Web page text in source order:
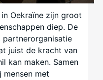
Oekraïne zijn groot
diep. De
partnerorganisatie
juist de kracht van
kan maken. Samen
mensen met